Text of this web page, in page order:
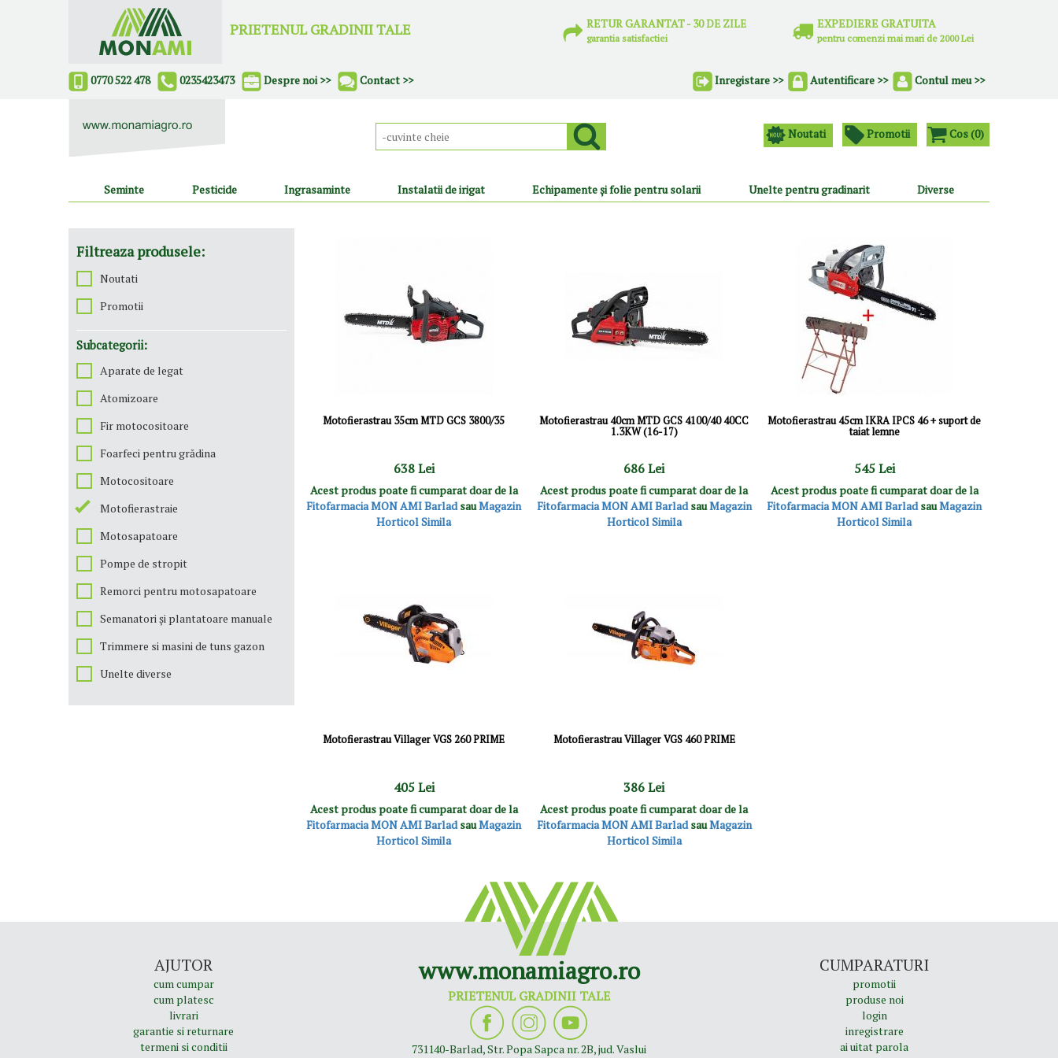
PRIETENUL GRADINII TALE RETUR GARANTAT- 30 DE ZILE
garantia satisfactiei
EXPEDIERE GRATUITA
pentru comenzi mai mari de 2000 Lei
0770 522 478 0235423473 Despre noi >> Contact >> Inregistare >> Autentificare >> Contul meu >>
Noutati Promotii Cos (0)
Seminte Pesticide Ingrasaminte Instalatii de irigat Echipamente și folie pentru solarii Unelte pentru gradinarit Diverse
Filtreaza produsele:
Noutati
Promotii
Subcategorii:
Aparate de legat
Atomizoare
Fir motocositoare
Foarfeci pentru grădina
Motocositoare
Motofierastraie
Motosapatoare
Pompe de stropit
Remorci pentru motosapatoare
Semanatori și plantatoare manuale
Trimmere si masini de tuns gazon
Unelte diverse
Motofierastrau 35cm MTD GCS 3800/35
638 Lei
Acest produs poate fi cumparat doar de la
Fitofarmacia MON AMI BarladsauMagazin
Horticol Simila
Motofierastrau 40cm MTD GCS 4100/40 40CC
1.3KW (16-17)
686 Lei
Acest produs poate fi cumparat doar de la
Fitofarmacia MON AMI BarladsauMagazin
Horticol Simila
Motofierastrau 45cm IKRA IPCS 46 + suport de
taiat lemne
545 Lei
Acest produs poate fi cumparat doar de la
Fitofarmacia MON AMI BarladsauMagazin
Horticol Simila
Motofierastrau Villager VGS 260 PRIME
405 Lei
Acest produs poate fi cumparat doar de la
Fitofarmacia MON AMI BarladsauMagazin
Horticol Simila
Motofierastrau Villager VGS 460 PRIME
386 Lei
Acest produs poate fi cumparat doar de la
Fitofarmacia MON AMI BarladsauMagazin
Horticol Simila
AJUTOR
cum cumpar
cum platesc
livrari
garantie si returnare
termeni si conditii
www.monamiagro.ro
PRIETENUL GRADINII TALE
731140-Barlad, Str. Popa Sapca nr. 2B, jud. Vaslui
CUMPARATURI
promotii
produse noi
login
inregistrare
ai uitat parola